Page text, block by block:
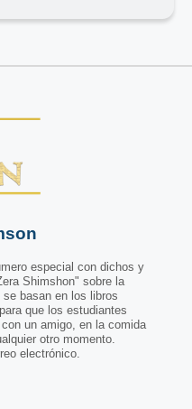
especial con dichos y
Shimshon" sobre la
basan en los libros
que los estudiantes
un amigo, en la comida
otro momento.
electrónico.